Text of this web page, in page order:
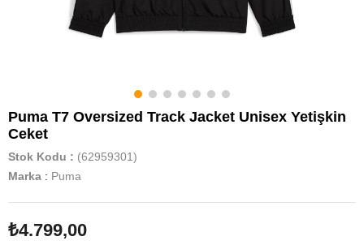
Puma T7 Oversized Track Jacket Unisex Yetişkin
Ceket
Stok Kodu
(62959301)
Marka : Puma
₺4.799,00